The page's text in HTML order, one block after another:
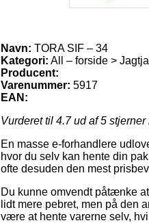
Navn: TORA SIF – 34
Kategori: All – forside >
Producent:
Varenummer: 5917
EAN:
Vurderet til 4.7ud af 5 stjerner
En masse e-forhandlere
hvor du selv kan hente din
ofte desuden den mest
Du kunne omvendt påtænke
lidt mere pebret, men på den
være at hente varerne selv,